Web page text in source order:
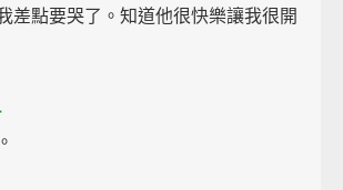
差點要哭了。知道他很快樂讓我很開